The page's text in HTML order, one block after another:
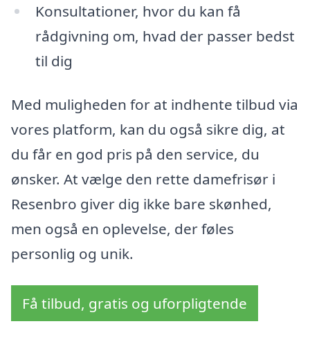
Konsultationer, hvor du kan få
rådgivning om, hvad der passer bedst
til dig
Med muligheden for at indhente tilbud via
vores platform, kan du også sikre dig, at
du får en god pris på den service, du
ønsker. At vælge den rette damefrisør i
Resenbro giver dig ikke bare skønhed,
men også en oplevelse, der føles
personlig og unik.
Få tilbud, gratis og uforpligtende